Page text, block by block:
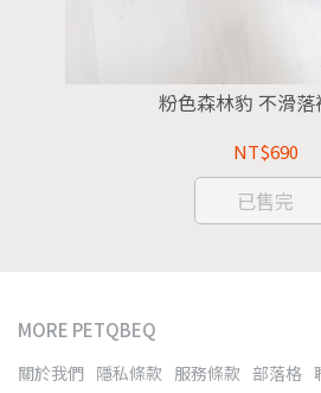
粉色森林豹 不滑落
NT$690
已售完
MORE PETQBEQ
關於我們 隱私條款 服務條款 部落格